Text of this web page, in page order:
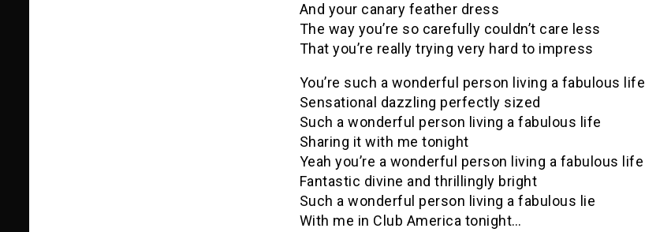
And your canary feather dress
The way you’re so carefully couldn’t care less
That you’re really trying very hard to impress
You’re such a wonderful person living a fabulous life
Sensational dazzling perfectly sized
Such a wonderful person living a fabulous life
Sharing it with me tonight
Yeah you’re a wonderful person living a fabulous life
Fantastic divine and thrillingly bright
Such a wonderful person living a fabulous lie
With me in Club America tonight…